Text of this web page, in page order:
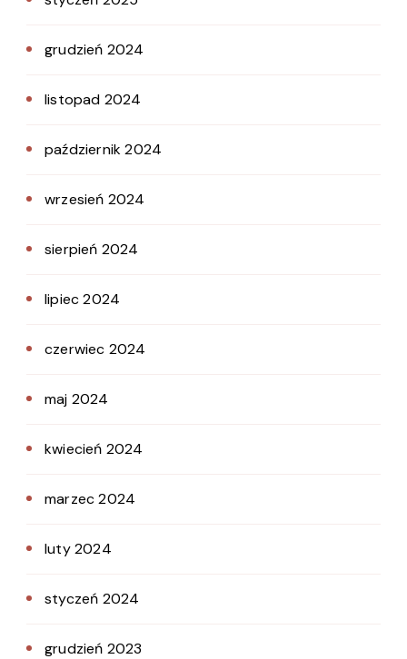
grudzień 2024
listopad 2024
październik 2024
wrzesień 2024
sierpień 2024
lipiec 2024
czerwiec 2024
maj 2024
kwiecień 2024
marzec 2024
luty 2024
styczeń 2024
grudzień 2023